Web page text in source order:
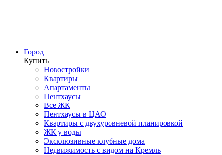
Город
Купить
Новостройки
Квартиры
Апартаменты
Пентхаусы
Все ЖК
Пентхаусы в ЦАО
Квартиры с двухуровневой планировкой
ЖК у воды
Эксклюзивные клубные дома
Недвижимость с видом на Кремль